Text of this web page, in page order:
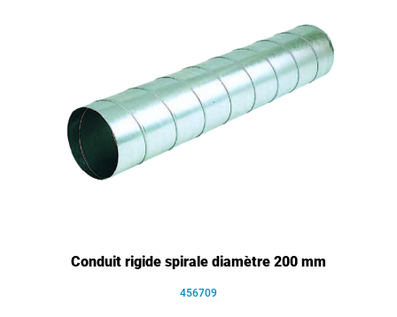
Conduit rigide spirale diamètre 200 mm
456709